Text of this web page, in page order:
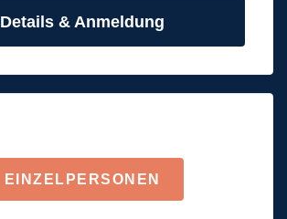
Details & Anmeldung
EINZELPERSONEN